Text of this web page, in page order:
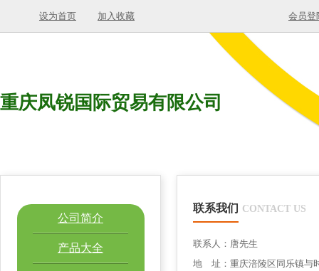
设为首页 加入收藏 会员登
重庆凤锐国际贸易有限公司
公司简介
产品大全
联系我们 CONTACT US
联系人：唐先生
地 址：重庆涪陵区同乐镇与